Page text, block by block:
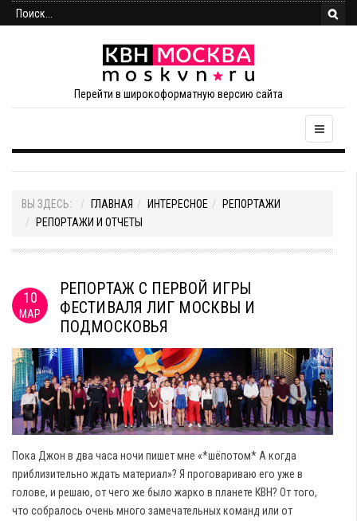
Перейти в широкоформатную версию сайта
ВЫ ЗДЕСЬ: ГЛАВНАЯ ИНТЕРЕСНОЕ
РЕПОРТАЖИ
РЕПОРТАЖИ И ОТЧЕТЫ
10
МАР
РЕПОРТАЖ С ПЕРВОЙ ИГРЫ
ФЕСТИВАЛЯ ЛИГ МОСКВЫ И
ПОДМОСКОВЬЯ
Пока Джон в два часа ночи пишет мне «*шёпотом* А когда
приблизительно ждать материал»? Я проговариваю его уже в
голове, и решаю, от чего же было жарко в планете КВН? От того,
что собралось очень много замечательных команд или от